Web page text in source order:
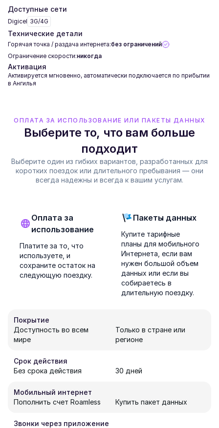
Доступные сети
Digicel 3G/4G
Технические детали
Горячая точка / раздача интернета:без ограничений
Ограничение скорости:никогда
Активация
Активируется мгновенно, автоматически подключается по прибытии
в Ангилья
ОПЛАТА ЗА ИСПОЛЬЗОВАНИЕ ИЛИ ПАКЕТЫ ДАННЫХ
Выберите то, что вам больше
подходит
Выберите один из гибких вариантов, разработанных для
коротких поездок или длительного пребывания — они
всегда надежны и всегда к вашим услугам.
Оплата за
использование
Платите за то, что
используете, и
сохраните остаток на
следующую поездку.
Пакеты данных
Купите тарифные
планы для мобильного
Интернета, если вам
нужен большой объем
данных или если вы
собираетесь в
длительную поездку.
Покрытие
Доступность во всем
мире
Только в стране или
регионе
Срок действия
Без срока действия
30 дней
Мобильный интернет
Пополнить счет Roamless
Купить пакет данных
Звонки через приложение